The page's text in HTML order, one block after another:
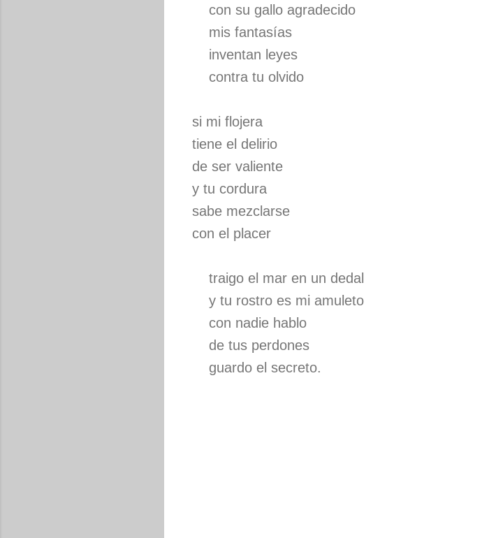
con su gallo agradecido
mis fantasías
inventan leyes
contra tu olvido
si mi flojera
tiene el delirio
de ser valiente
y tu cordura
sabe mezclarse
con el placer
traigo el mar en un dedal
y tu rostro es mi amuleto
con nadie hablo
de tus perdones
guardo el secreto.